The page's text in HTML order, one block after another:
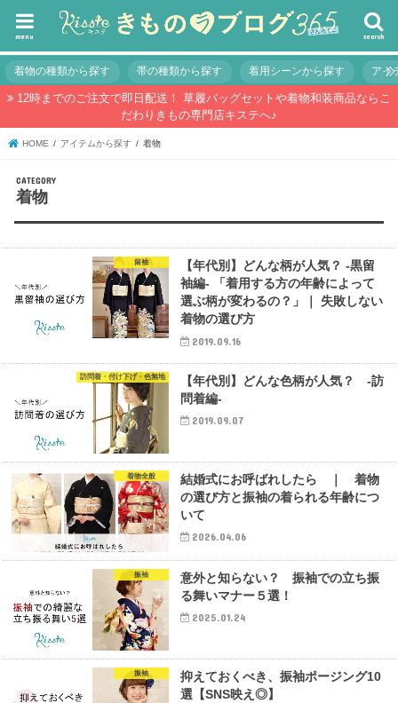
search
menu
着物の種類から探す 帯の種類から探す 着用シーンから探す アイ
12時までのご注文で即日配送！ 草履バッグセットや着物和装商品ならこ
だわりきもの専門店キステへ♪
HOME アイテムから探す 着物
着物
留袖
【年代別】どんな柄が人気？ -黒留
袖編- 「着用する方の年齢によって
選ぶ柄が変わるの？」｜ 失敗しない
着物の選び方
2019.09.16
訪問着・付け下げ・色無地
【年代別】どんな色柄が人気？ -訪
問着編-
2019.09.07
着物全般
結婚式にお呼ばれしたら ｜ 着物
の選び方と振袖の着られる年齢につ
いて
2026.04.06
振袖
意外と知らない？ 振袖での立ち振
る舞いマナー５選！
2025.01.24
振袖
抑えておくべき、振袖ポージング10
選【SNS映え◎】